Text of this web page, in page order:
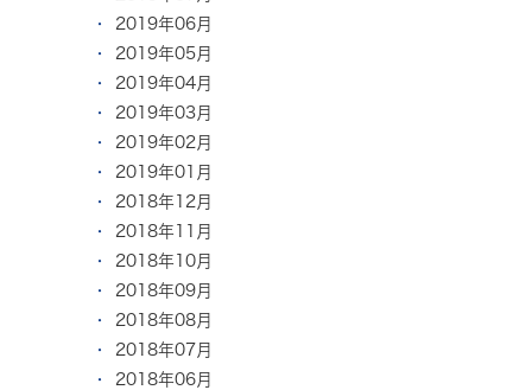
2019年06月
2019年05月
2019年04月
2019年03月
2019年02月
2019年01月
2018年12月
2018年11月
2018年10月
2018年09月
2018年08月
2018年07月
2018年06月